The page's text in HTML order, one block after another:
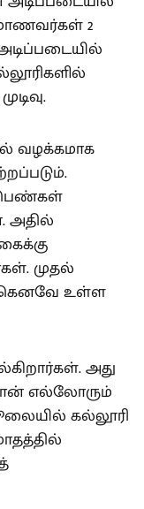
2
வழக்கமாக
அதில்
முதல்
உள்ள
அது
எல்லோரும்
கல்லூரி